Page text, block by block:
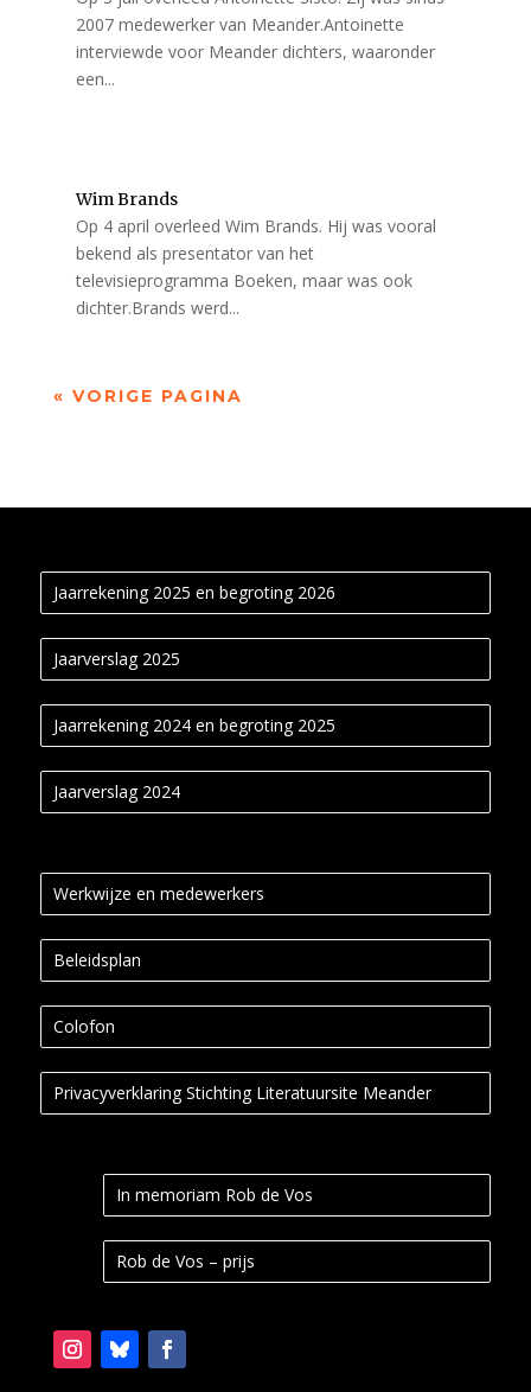
2007 medewerker van Meander.Antoinette
interviewde voor Meander dichters, waaronder
een...
Wim Brands
Op 4 april overleed Wim Brands. Hij was vooral
bekend als presentator van het
televisieprogramma Boeken, maar was ook
dichter.Brands werd...
« VORIGE PAGINA
Jaarrekening 2025 en begroting 2026
Jaarverslag 2025
Jaarrekening 2024 en begroting 2025
Jaarverslag 2024
Werkwijze en medewerkers
Beleidsplan
Colofon
Privacyverklaring Stichting Literatuursite Meander
In memoriam Rob de Vos
Rob de Vos – prijs